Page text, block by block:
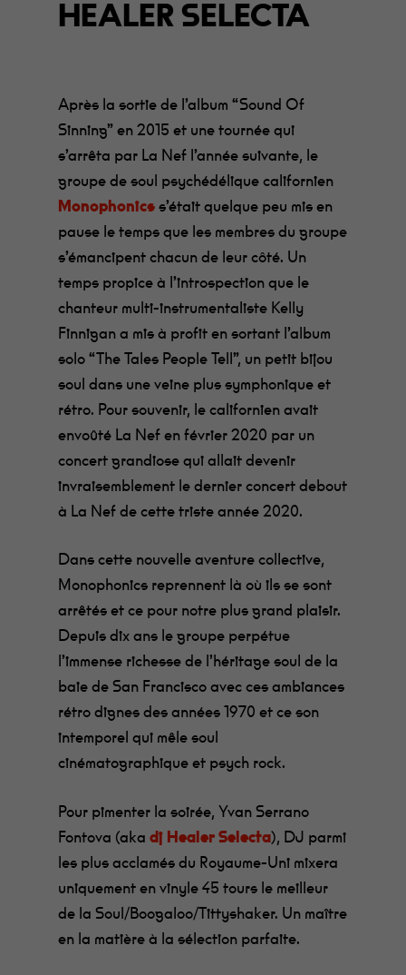
HEALER SELECTA
Après la sortie de l’album “Sound Of
Sinning” en 2015 et une tournée qui
s’arrêta par La Nef l’année suivante, le
groupe de soul psychédélique californien
Monophonics s’était quelque peu mis en
pause le temps que les membres du groupe
s’émancipent chacun de leur côté. Un
temps propice à l’introspection que le
chanteur multi-instrumentaliste Kelly
Finnigan a mis à profit en sortant l’album
solo “The Tales People Tell”, un petit bijou
soul dans une veine plus symphonique et
rétro. Pour souvenir, le californien avait
envoûté La Nef en février 2020 par un
concert grandiose qui allait devenir
invraisemblement le dernier concert debout
à La Nef de cette triste année 2020.
Dans cette nouvelle aventure collective,
Monophonics reprennent là où ils se sont
arrêtés et ce pour notre plus grand plaisir.
Depuis dix ans le groupe perpétue
l’immense richesse de l’héritage soul de la
baie de San Francisco avec ces ambiances
rétro dignes des années 1970 et ce son
intemporel qui mêle soul
cinématographique et psych rock.
Pour pimenter la soirée, Yvan Serrano
Fontova (akadj Healer Selecta), DJ parmi
les plus acclamés du Royaume-Uni mixera
uniquement en vinyle 45 tours le meilleur
de la Soul/Boogaloo/Tittyshaker. Un maître
en la matière à la sélection parfaite.